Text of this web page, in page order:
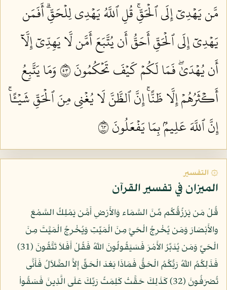
مَّن يَهۡدِيٓ إِلَى ٱلۡحَقِّۚ قُلِ ٱللَّهُ يَهۡدِي لِلۡحَقِّۗ أَفَمَن
يَهۡدِيٓ إِلَى ٱلۡحَقِّ أَحَقُّ أَن يُتَّبَعَ أَمَّن لَّا يَهِدِّيٓ إِلَّآ
أَن يُهۡدَىٰۖ فَمَا لَكُمۡ كَيۡفَ تَحۡكُمُونَ ٣٥
وَمَا يَتَّبِعُ
أَكۡثَرُهُمۡ إِلَّا ظَنًّاۚ إِنَّ ٱلظَّنَّ لَا يُغۡنِي مِنَ ٱلۡحَقِّ شَيۡـًٔاۚ
إِنَّ ٱللَّهَ عَلِيمُۢ بِمَا يَفۡعَلُونَ ٣٦
۞ التفسير
الميزان في تفسير القرآن
قُلْ مَن يَرْزُقُكُم مِّنَ السَّمَاء وَالأَرْضِ أَمَّن يَمْلِكُ السَّمْعَ
والأَبْصَارَ وَمَن يُخْرِجُ الْحَيَّ مِنَ الْمَيِّتِ وَيُخْرِجُ الْمَيَّتَ مِنَ
الْحَيِّ وَمَن يُدَبِّرُ الأَمْرَ فَسَيَقُولُونَ اللّهُ فَقُلْ أَفَلاَ تَتَّقُونَ (31)
فَذَلِكُمُ اللّهُ رَبُّكُمُ الْحَقُّ فَمَاذَا بَعْدَ الْحَقِّ إِلاَّ الضَّلاَلُ فَأَنَّى
تُصْرَفُونَ (32) كَذَلِكَ حَقَّتْ كَلِمَتُ رَبِّكَ عَلَى الَّذِينَ فَسَقُواْ